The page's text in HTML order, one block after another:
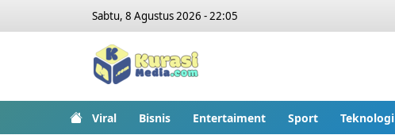
Sabtu, 8 Agustus 2026 - 22:05
Viral Bisnis Entertaiment Sport Teknologi